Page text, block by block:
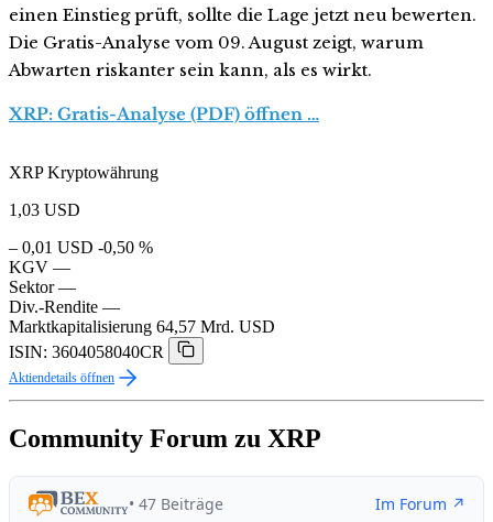
einen Einstieg prüft, sollte die Lage jetzt neu bewerten.
Die Gratis-Analyse vom 09. August zeigt, warum
Abwarten riskanter sein kann, als es wirkt.
XRP: Gratis-Analyse (PDF) öffnen …
XRP Kryptowährung
1,03 USD
– 0,01 USD -0,50 %
KGV —
Sektor —
Div.-Rendite —
Marktkapitalisierung 64,57 Mrd. USD
ISIN: 3604058040CR
Aktiendetails öffnen
Community Forum zu XRP